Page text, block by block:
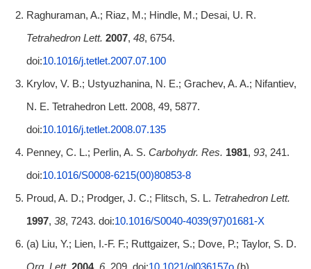
Raghuraman, A.; Riaz, M.; Hindle, M.; Desai, U. R.
Tetrahedron Lett. 2007, 48, 6754.
doi:10.1016/j.tetlet.2007.07.100
Krylov, V. B.; Ustyuzhanina, N. E.; Grachev, A. A.; Nifantiev,
N. E. Tetrahedron Lett. 2008, 49, 5877.
doi:10.1016/j.tetlet.2008.07.135
Penney, C. L.; Perlin, A. S. Carbohydr. Res. 1981, 93, 241.
doi:10.1016/S0008-6215(00)80853-8
Proud, A. D.; Prodger, J. C.; Flitsch, S. L. Tetrahedron Lett.
1997, 38, 7243. doi:10.1016/S0040-4039(97)01681-X
(a) Liu, Y.; Lien, I.-F. F.; Ruttgaizer, S.; Dove, P.; Taylor, S. D.